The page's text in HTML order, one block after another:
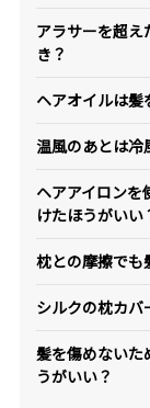
アラサーを超
き？
ヘアオイルは髪
温風のあとは冷
ヘアアイロンを
けたほうがいい
枕との摩擦でも
シルクの枕カバ
髪を傷めないた
うがいい？